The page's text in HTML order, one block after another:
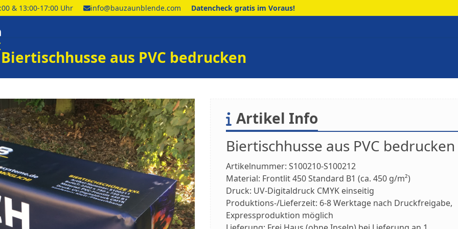
& 13:00-17:00 Uhr info@bauzaunblende.com Datencheck gratis im Voraus!
Biertischhusse aus PVC bedrucken
Artikel Info
Biertischhusse aus PVC bedrucken
Artikelnummer: S100210-S100212
Material: Frontlit 450 Standard B1 (ca. 450 g/m²)
Druck: UV-Digitaldruck CMYK einseitig
Produktions-/Lieferzeit: 6-8 Werktage nach Druckfreigabe,
Expressproduktion möglich